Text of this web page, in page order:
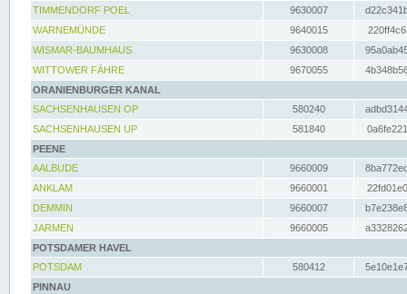
TIMMENDORF POEL
9630007
WARNEMÜNDE
9640015
WISMAR-BAUMHAUS
9630008
WITTOWER FÄHRE
9670055
ORANIENBURGER KANAL
SACHSENHAUSEN OP
580240
SACHSENHAUSEN UP
581840
PEENE
AALBUDE
9660009
ANKLAM
9660001
DEMMIN
9660007
JARMEN
9660005
POTSDAMER HAVEL
POTSDAM
580412
PINNAU